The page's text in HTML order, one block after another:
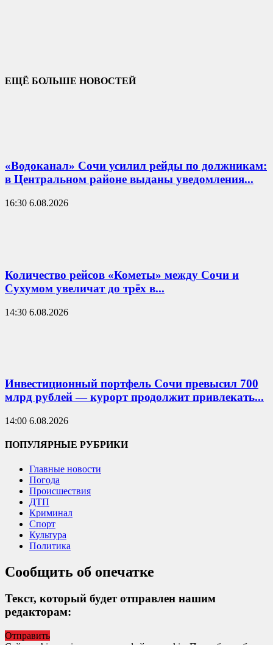
ЕЩЁ БОЛЬШЕ НОВОСТЕЙ
«Водоканал» Сочи усилил рейды по должникам:
в Центральном районе выданы уведомления...
16:30 6.08.2026
Количество рейсов «Кометы» между Сочи и
Сухумом увеличат до трёх в...
14:30 6.08.2026
Инвестиционный портфель Сочи превысил 700
млрд рублей — курорт продолжит привлекать...
14:00 6.08.2026
ПОПУЛЯРНЫЕ РУБРИКИ
Главные новости
Погода
Происшествия
ДТП
Криминал
Спорт
Культура
Политика
Сообщить об опечатке
Текст, который будет отправлен нашим
редакторам:
Отправить